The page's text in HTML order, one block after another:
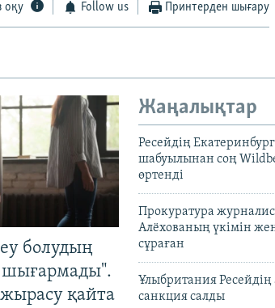
240p 360p
оқу Follow us Принтерден шығару
болудың
шығармады".
қайта
Жаңалықтар
Ресейдің
шабуылынан соң
өртенді
Прокуратура
Алёхованың үкімін
сұраған
Ұлыбритания Ресейдің
санкция салды